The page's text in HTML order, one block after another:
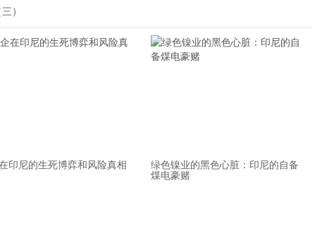
）
印尼的生死博弈和风险真相
绿色镍业的黑色心脏：印尼的自备
煤电豪赌